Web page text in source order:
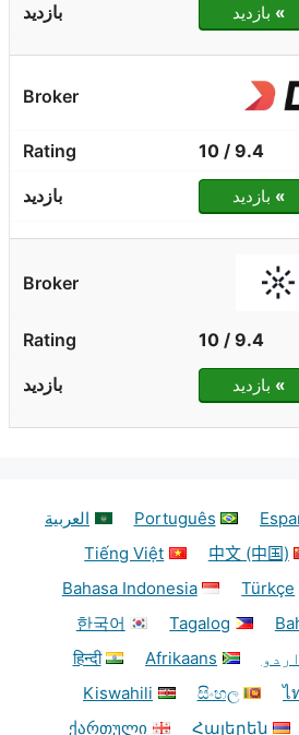
» بازدید
9.4 / 10
» بازدید
9.4 / 10
» بازدید
Português
العربية
中文 (中国)
Tiếng Việt
Türkçe
Bahasa Indonesia
Tagalog
한국어
اردو Afrikaans
हिन्दी
ไ
සිංහල
Kiswahili
Հայերեն
ქართული